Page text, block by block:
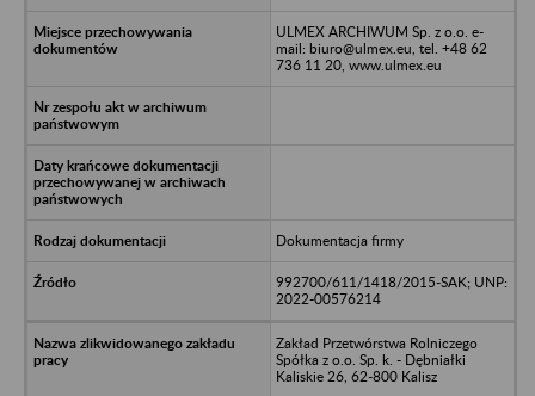
ULMEX ARCHIWUM Sp. z o.o. e-
mail: biuro@ulmex.eu, tel. +48 62
736 11 20, www.ulmex.eu
Dokumentacja firmy
992700/611/1418/2015-SAK; UNP:
2022-00576214
Zakład Przetwórstwa Rolniczego
Spółka z o.o. Sp. k. - Dębniałki
Kaliskie 26, 62-800 Kalisz